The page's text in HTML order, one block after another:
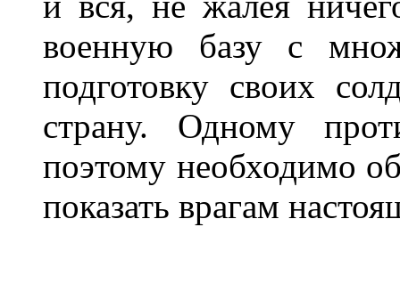
военную базу с
подготовку своих
страну. Одному
поэтому необходимо
показать врагам